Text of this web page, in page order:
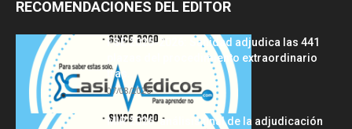
RECOMENDACIONES DEL EDITOR
FSE 2025-2026: Sanidad adjudica las 441
plazas del procedimiento extraordinario
tras...
07/08/2026
MIR 2026: análisis final de la adjudicación